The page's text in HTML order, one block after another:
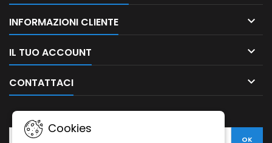
INFORMAZIONI CLIENTE 
IL TUO ACCOUNT 
CONTATTACI 
Cookies
NEWSLETTER